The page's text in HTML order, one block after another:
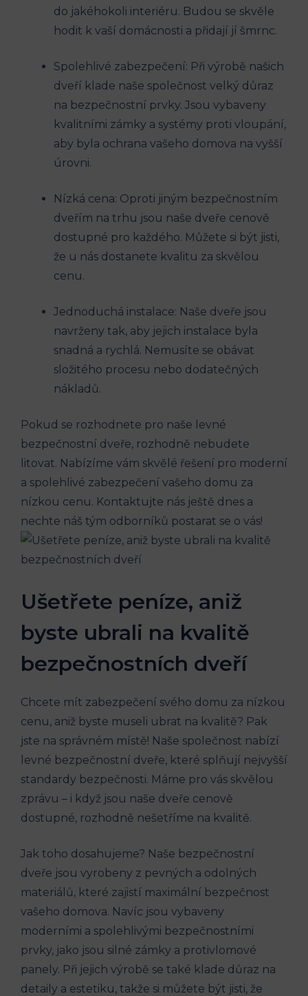
do jakéhokoli interiéru. Budou se skvěle
hodit k vaší domácnosti a přidají jí šmrnc.
Spolehlivé zabezpečení: Při výrobě našich
dveří klade naše společnost velký důraz
na bezpečnostní prvky. Jsou vybaveny
kvalitními zámky a systémy proti vloupání,
aby byla ochrana vašeho domova na vyšší
úrovni.
Nízká cena: Oproti jiným bezpečnostním
dveřím na trhu jsou naše dveře cenově
dostupné pro každého. Můžete si být jisti,
že u nás dostanete kvalitu za skvělou
cenu.
Jednoduchá instalace: Naše dveře jsou
navrženy tak, aby jejich instalace byla
snadná a rychlá. Nemusíte se obávat
složitého procesu nebo dodatečných
nákladů.
Pokud se rozhodnete pro naše levné
bezpečnostní dveře, rozhodně nebudete
litovat. Nabízíme vám skvělé řešení pro moderní
a spolehlivé zabezpečení vašeho domu za
nízkou cenu. Kontaktujte nás ještě dnes a
nechte náš tým odborníků postarat se o vás!
Ušetřete peníze, aniž
byste ubrali na kvalitě
bezpečnostních dveří
Chcete mít zabezpečení svého domu za nízkou
cenu, aniž byste museli ubrat na kvalitě? Pak
jste na správném místě! Naše společnost nabízí
levné bezpečnostní dveře, které splňují nejvyšší
standardy bezpečnosti. Máme pro vás skvělou
zprávu – i když jsou naše dveře cenově
dostupné, rozhodně nešetříme na kvalitě.
Jak toho dosahujeme? Naše bezpečnostní
dveře jsou vyrobeny z pevných a odolných
materiálů, které zajistí maximální bezpečnost
vašeho domova. Navíc jsou vybaveny
moderními a spolehlivými bezpečnostními
prvky, jako jsou silné zámky a protivlomové
panely. Při jejich výrobě se také klade důraz na
detaily a estetiku, takže si můžete být jisti, že